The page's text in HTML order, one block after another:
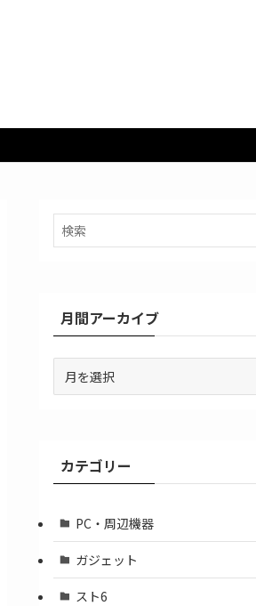
月間アーカイブ
イ
ブ
カテゴリー
PC・周辺機器
ガジェット
スト6